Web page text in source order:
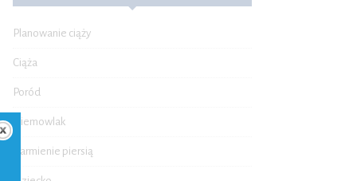
Planowanie ciąży
Ciąża
Poród
Niemowlak
Karmienie piersią